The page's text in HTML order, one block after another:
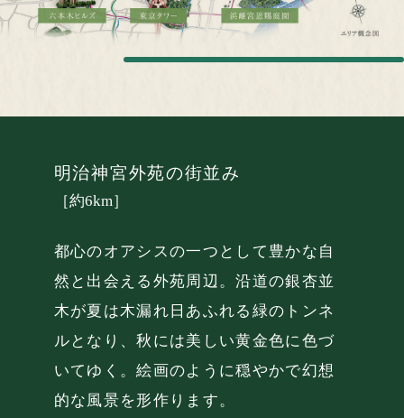
ご予約は、8/21(金)より順次ご返信いたします。
人生をデザインしよう、
リビオと。
MACHI -住みたくなる写真
0120-522-150
営業時間／平日 11：00～18：00土日祝 10：00～18：00
定休日／水・木曜日・第2火曜日
（祝日を除く。また第2火曜日が祝日または
祝日明けの場合は第3火曜日がお
休みとなります。）
明治神宮外苑の街並み
［約6km］
都心のオアシスの一つとして豊かな自
然と出会える外苑周辺。沿道の銀杏並
木が夏は木漏れ日あふれる緑のトンネ
ルとなり、秋には美しい黄金色に色づ
いてゆく。絵画のように穏やかで幻想
的な風景を形作ります。